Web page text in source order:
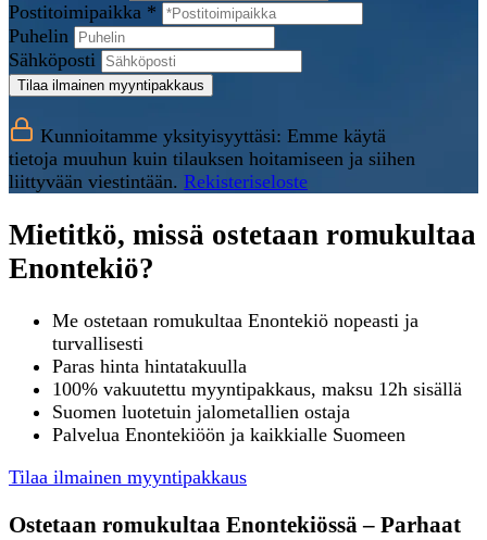
Postitoimipaikka *
Puhelin
Sähköposti
Tilaa ilmainen myyntipakkaus
Kunnioitamme yksityisyyttäsi: Emme käytä
tietoja muuhun kuin tilauksen hoitamiseen ja siihen
liittyvään viestintään. Rekisteriseloste
Mietitkö, missä ostetaan romukultaa
Enontekiö?
Me ostetaan romukultaa Enontekiö nopeasti ja
turvallisesti
Paras hinta hintatakuulla
100% vakuutettu myyntipakkaus, maksu 12h sisällä
Suomen luotetuin jalometallien ostaja
Palvelua Enontekiöön ja kaikkialle Suomeen
Tilaa ilmainen myyntipakkaus
Ostetaan romukultaa Enontekiössä – Parhaat